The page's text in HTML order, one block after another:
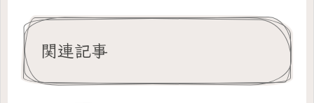
関連記事